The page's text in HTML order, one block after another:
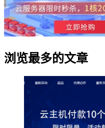
浏览最多的文章